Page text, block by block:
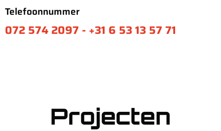
Telefoonnummer
072 574 2097 - +31 6 53 13 57 71
Projecten